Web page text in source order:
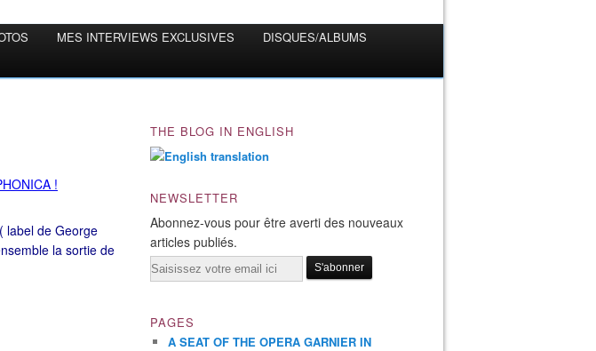
MES INTERVIEWS EXCLUSIVES
DISQUES/ALBUMS
( label de George
la sortie de
THE BLOG IN ENGLISH
NEWSLETTER
Abonnez-vous pour être averti des nouveaux
articles publiés.
Email
PAGES
A SEAT OF THE OPERA GARNIER IN